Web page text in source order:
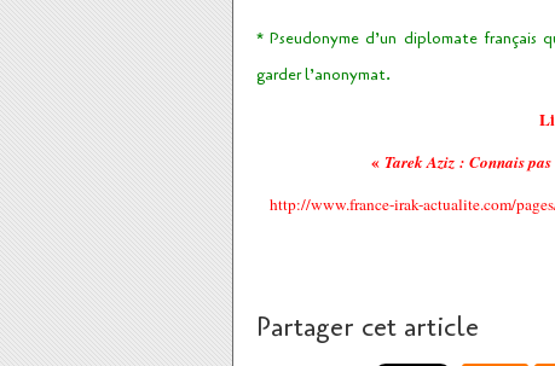
* Pseudonyme d’un diplomate français
garder l’anonymat.
« Tarek Aziz : Connais pas
http://www.france-irak-actualite.com/
Partager cet article